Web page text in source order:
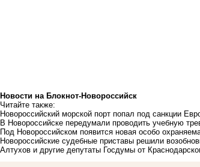
Новости на Блoкнoт-Новороссийск
Читайте также:
Новороссийский морской порт попал под санкции
В Новороссийске передумали проводить учебную
Под Новороссийском появится новая особо
Новороссийские судебные приставы решили
Алтухов и другие депутаты Госдумы от